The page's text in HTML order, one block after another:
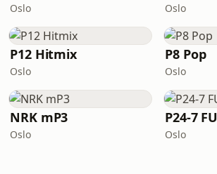
Oslo Oslo
P12 Hitmix
Oslo
P8 Pop
Oslo
NRK mP3
Oslo
P24-7
Oslo